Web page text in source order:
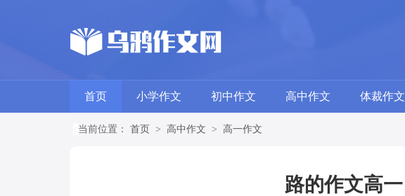
首页 小学作文 初中作文 高中作文 体裁作文
当前位置： 首页 > 高中作文 > 高一作文
路的作文高一